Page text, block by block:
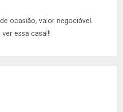
ocasião, valor negociável.
essa casa!!!